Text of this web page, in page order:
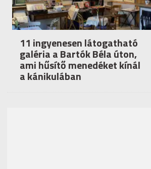
11 ingyenesen látogatható
galéria a Bartók Béla úton,
ami hűsítő menedéket kínál
a kánikulában